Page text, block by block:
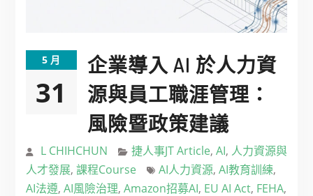
5 月
31
企業導入 AI 於人力資
源與員工職涯管理：
風險暨政策建議
L CHIHCHUN 捷人事JT Article, AI, 人力資源與
人才發展, 課程Course AI人力資源, AI教育訓練,
AI法遵, AI風險治理, Amazon招募AI, EU AI Act, FEHA,